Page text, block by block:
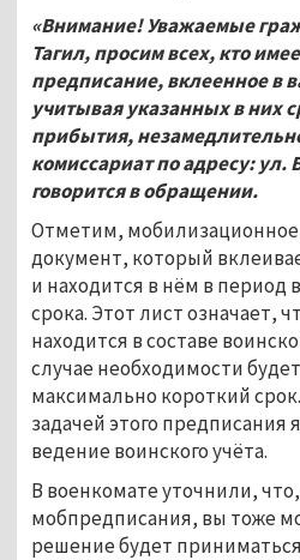
«Внимание! Уважаемые
Тагил, просим всех, кто
предписание, вклеенное в
учитывая указанных в них
прибытия,
комиссариат по адресу: ул.
говорится в обращении.
Отметим,
документ, который
и находится в нём в период
срока. Этот лист означает,
находится в составе
случае необходимости
максимально короткий
задачей этого предписания
ведение воинского учёта.
В военкомате уточнили,
мобпредписания, вы тоже
решение будет